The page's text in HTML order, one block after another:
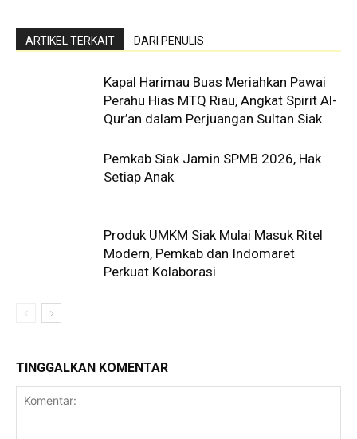
ARTIKEL TERKAIT DARI PENULIS
Kapal Harimau Buas Meriahkan Pawai
Perahu Hias MTQ Riau, Angkat Spirit Al-
Qur’an dalam Perjuangan Sultan Siak
Pemkab Siak Jamin SPMB 2026, Hak
Setiap Anak
Produk UMKM Siak Mulai Masuk Ritel
Modern, Pemkab dan Indomaret
Perkuat Kolaborasi
TINGGALKAN KOMENTAR